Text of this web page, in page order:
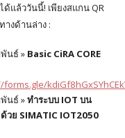
ด้แล้ววันนี้! เพียงสแกน QR
งด้านล่าง :
นธ์ » Basic CiRA CORE
นธ์ »ทำระบบ IOT บน
วย SIMATIC IOT2050